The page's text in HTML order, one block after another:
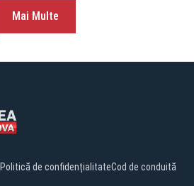
Mai Multe
Politică de confidențialitateCod de conduită